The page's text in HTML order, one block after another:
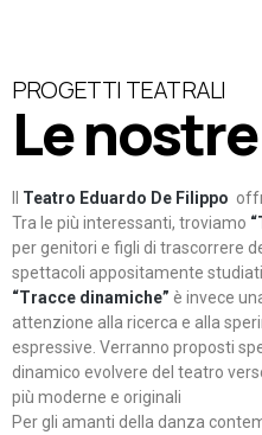
PROGETTI TEATRALI
Le
Teatro Eduardo De Filippo
Tra le più interessanti, troviamo
per genitori e figli di trascorrere
spettacoli appositamente studiati
“Tracce dinamiche” è invece
attenzione alla ricerca e alla
espressive. Verranno proposti
dinamico evolvere del teatro
più moderne e originali
Per gli amanti della danza